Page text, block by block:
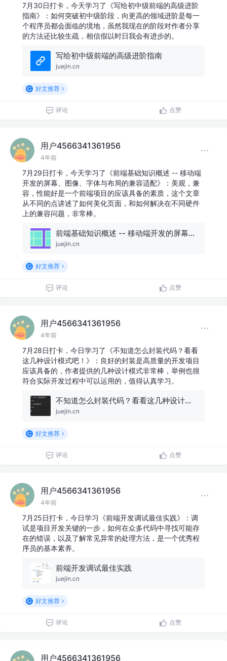
7月30日打卡，今天学习了《写给初中级前端的高级进阶
指南》：如何突破初中级阶段，向更高的领域进阶是每一
个程序员都会面临的境地，虽然我现在的阶段对作者分享
的方法还比较生疏，相信假以时日我会有进步的。
写给初中级前端的高级进阶指南
juejin.cn
好文推荐
评论 点赞
用户4566341361956
4年前
7月29日打卡，今天学习了《前端基础知识概述 -- 移动端
开发的屏幕、图像、字体与布局的兼容适配》：美观，兼
容，性能好是一个前端项目的应该具备的素质，这个文章
从不同的点讲述了如何美化页面，和如何解决在不同硬件
上的兼容问题，非常棒。
前端基础知识概述 -- 移动端开发的屏幕、图像、字体与布局的兼容适配
juejin.cn
好文推荐
评论 点赞
用户4566341361956
4年前
7月28日打卡，今日学习了《不知道怎么封装代码？看看
这几种设计模式吧！》：良好的封装是高质量的开发项目
应该具备的，作者提供的几种设计模式非常棒，举例也很
符合实际开发过程中可以运用的，值得认真学习。
不知道怎么封装代码？看看这几种设计模式吧！
juejin.cn
好文推荐
评论 点赞
用户4566341361956
4年前
7月25日打卡，今日学习《前端开发调试最佳实践》：调
试是项目开发关键的一步，如何在众多代码中寻找可能存
在的错误，以及了解常见异常的处理方法，是一个优秀程
序员的基本素养。
前端开发调试最佳实践
juejin.cn
好文推荐
评论 点赞
用户4566341361956